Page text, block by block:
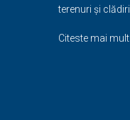
terenuri și clădiri
Citeste mai mult